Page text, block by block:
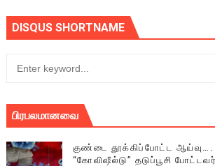
DISQUS SHORTNAME
பிரபலமானவை
குண்டை தூக்கிப்போட்ட ஆய்வு….
“கோவிஷீல்டு” தடுப்பூசி